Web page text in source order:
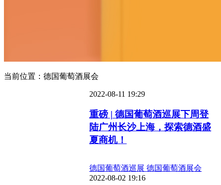
当前位置：德国葡萄酒展会
2022-08-11 19:29
重磅 | 德国葡萄酒巡展下周登
陆广州长沙上海，探索德酒盛
夏商机！
德国葡萄酒巡展 德国葡萄酒展会
2022-08-02 19:16